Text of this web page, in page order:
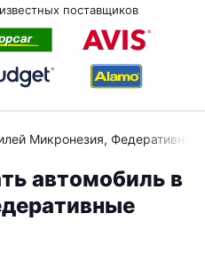
поставщиков
Микронезия,
автомобиль в